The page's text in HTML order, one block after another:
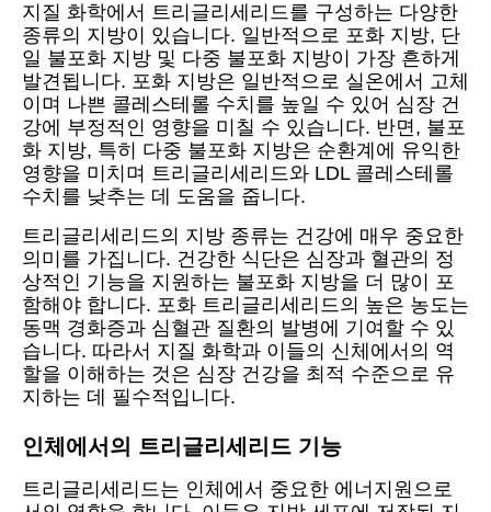
지질 화학에서 트리글리세리드를 구성하는 다양한
종류의 지방이 있습니다. 일반적으로 포화 지방, 단
일 불포화 지방 및 다중 불포화 지방이 가장 흔하게
발견됩니다. 포화 지방은 일반적으로 실온에서 고체
이며 나쁜 콜레스테롤 수치를 높일 수 있어 심장 건
강에 부정적인 영향을 미칠 수 있습니다. 반면, 불포
화 지방, 특히 다중 불포화 지방은 순환계에 유익한
영향을 미치며 트리글리세리드와 LDL 콜레스테롤
수치를 낮추는 데 도움을 줍니다.
트리글리세리드의 지방 종류는 건강에 매우 중요한
의미를 가집니다. 건강한 식단은 심장과 혈관의 정
상적인 기능을 지원하는 불포화 지방을 더 많이 포
함해야 합니다. 포화 트리글리세리드의 높은 농도는
동맥 경화증과 심혈관 질환의 발병에 기여할 수 있
습니다. 따라서 지질 화학과 이들의 신체에서의 역
할을 이해하는 것은 심장 건강을 최적 수준으로 유
지하는 데 필수적입니다.
인체에서의 트리글리세리드 기능
트리글리세리드는 인체에서 중요한 에너지원으로